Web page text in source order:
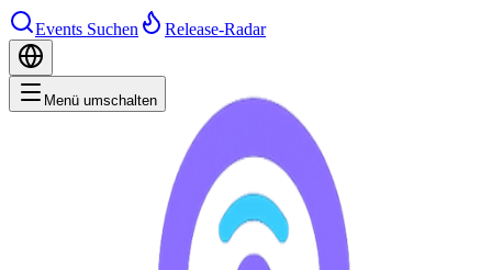
Events Suchen Release-Radar
Menü umschalten